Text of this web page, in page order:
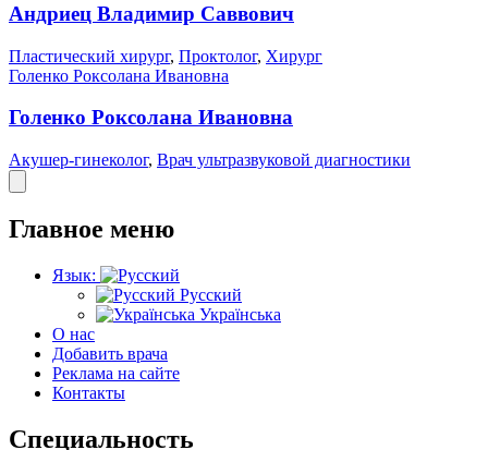
Андриец Владимир Саввович
Пластический хирург, Проктолог, Хирург
Голенко Роксолана Ивановна
Голенко Роксолана Ивановна
Акушер-гинеколог, Врач ультразвуковой диагностики
Главное меню
Язык:
Русский
Українська
О нас
Добавить врача
Реклама на сайте
Контакты
Специальность